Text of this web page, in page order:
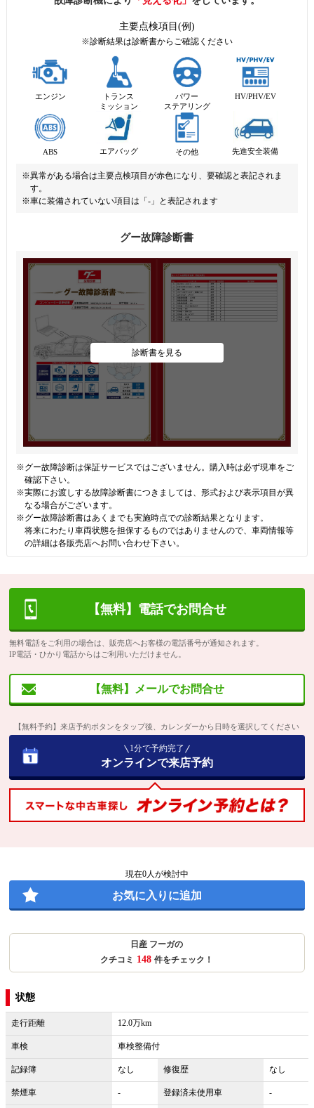
主要点検項目(例)
※診断結果は診断書からご確認ください
エンジン
トランス
ミッション
パワー
ステアリング
HV/PHV/EV
ABS エアバッグ その他 先進安全装備
※異常がある場合は主要点検項目が赤色になり、要確認と表記されま
す。
※車に装備されていない項目は「-」と表記されます
グー故障診断書
診断書を見る
※グー故障診断は保証サービスではございません。購入時は必ず現車をご
確認下さい。
※実際にお渡しする故障診断書につきましては、形式および表示項目が異
なる場合がございます。
※グー故障診断書はあくまでも実施時点での診断結果となります。
将来にわたり車両状態を担保するものではありませんので、車両情報等
の詳細は各販売店へお問い合わせ下さい。
【無料】電話でお問合せ
無料電話をご利用の場合は、販売店へお客様の電話番号が通知されます。
IP電話・ひかり電話からはご利用いただけません。
【無料】メールでお問合せ
【無料予約】来店予約ボタンをタップ後、カレンダーから日時を選択してください
1分で予約完了
オンラインで来店予約
現在0人が検討中
お気に入りに追加
日産 フーガの
クチコミ 148 件をチェック！
状態
走行距離 12.0万km
車検 車検整備付
記録簿 なし 修復歴 なし
禁煙車 - 登録済未使用車 -